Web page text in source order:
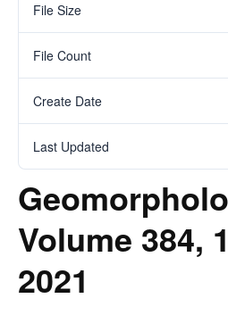
File Size
File Count
Create Date
Last Updated
Volume 384,
2021